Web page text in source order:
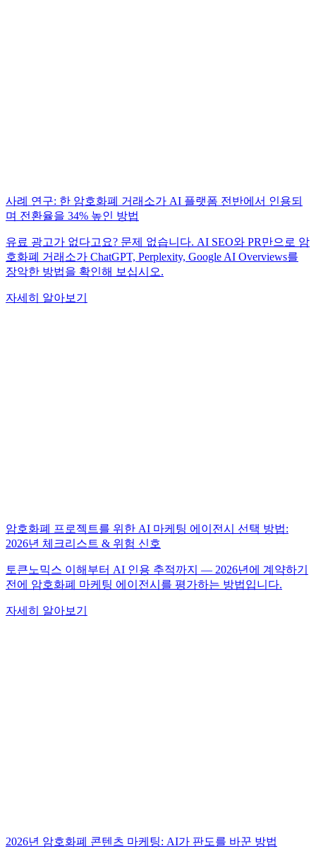
사례 연구: 한 암호화폐 거래소가 AI 플랫폼 전반에서 인용되
며 전환율을 34% 높인 방법
유료 광고가 없다고요? 문제 없습니다. AI SEO와 PR만으로 암
호화폐 거래소가 ChatGPT, Perplexity, Google AI Overviews를
장악한 방법을 확인해 보십시오.
자세히 알아보기
암호화폐 프로젝트를 위한 AI 마케팅 에이전시 선택 방법:
2026년 체크리스트 & 위험 신호
토큰노믹스 이해부터 AI 인용 추적까지 — 2026년에 계약하기
전에 암호화폐 마케팅 에이전시를 평가하는 방법입니다.
자세히 알아보기
2026년 암호화폐 콘텐츠 마케팅: AI가 판도를 바꾼 방법